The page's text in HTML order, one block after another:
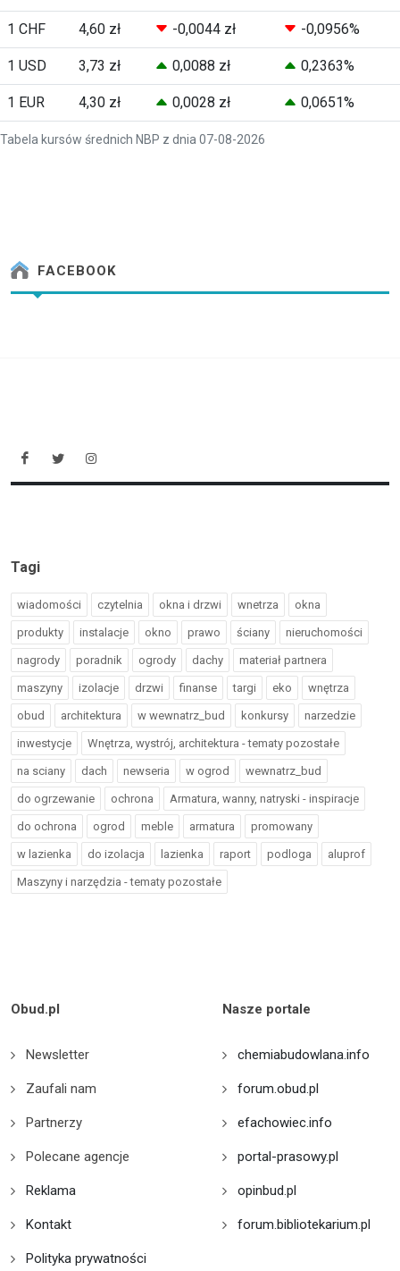
Tabela kursów średnich NBP z dnia 07-08-2026
1 CHF 4,60 zł -0,0044 zł -0,0956%
1 USD 3,73 zł 0,0088 zł 0,2363%
1 EUR 4,30 zł 0,0028 zł 0,0651%
FACEBOOK
Tagi
wiadomości czytelnia okna i drzwi wnetrza okna
produkty instalacje okno prawo ściany nieruchomości
nagrody poradnik ogrody dachy materiał partnera
maszyny izolacje drzwi finanse targi eko wnętrza
obud architektura w wewnatrz_bud konkursy narzedzie
inwestycje Wnętrza, wystrój, architektura - tematy pozostałe
na sciany dach newseria w ogrod wewnatrz_bud
do ogrzewanie ochrona Armatura, wanny, natryski - inspiracje
do ochrona ogrod meble armatura promowany
w lazienka do izolacja lazienka raport podloga aluprof
Maszyny i narzędzia - tematy pozostałe
Obud.pl
Newsletter
Zaufali nam
Partnerzy
Polecane agencje
Reklama
Kontakt
Polityka prywatności
Nasze portale
chemiabudowlana.info
forum.obud.pl
efachowiec.info
portal-prasowy.pl
opinbud.pl
forum.bibliotekarium.pl